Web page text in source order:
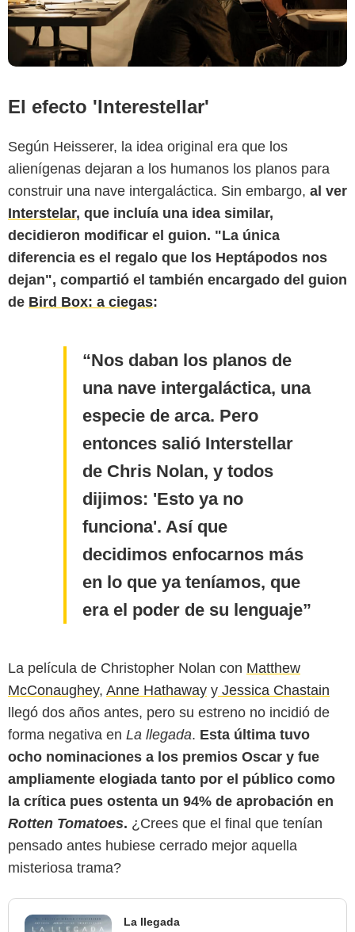
El efecto 'Interestellar'
Según Heisserer, la idea original era que los
alienígenas dejaran a los humanos los planos para
construir una nave intergaláctica. Sin embargo, al ver
Interstelar, que incluía una idea similar,
decidieron modificar el guion. "La única
diferencia es el regalo que los Heptápodos nos
dejan", compartió el también encargado del guion
de Bird Box: a ciegas:
Nos daban los planos de
una nave intergaláctica, una
especie de arca. Pero
entonces salió Interstellar
de Chris Nolan, y todos
dijimos: 'Esto ya no
funciona'. Así que
decidimos enfocarnos más
en lo que ya teníamos, que
era el poder de su lenguaje
La película de Christopher Nolan con Matthew
McConaughey, Anne Hathaway y Jessica Chastain
llegó dos años antes, pero su estreno no incidió de
forma negativa en La llegada. Esta última tuvo
ocho nominaciones a los premios Oscar y fue
ampliamente elogiada tanto por el público como
la crítica pues ostenta un 94% de aprobación en
Rotten Tomatoes. ¿Crees que el final que tenían
pensado antes hubiese cerrado mejor aquella
misteriosa trama?
La llegada